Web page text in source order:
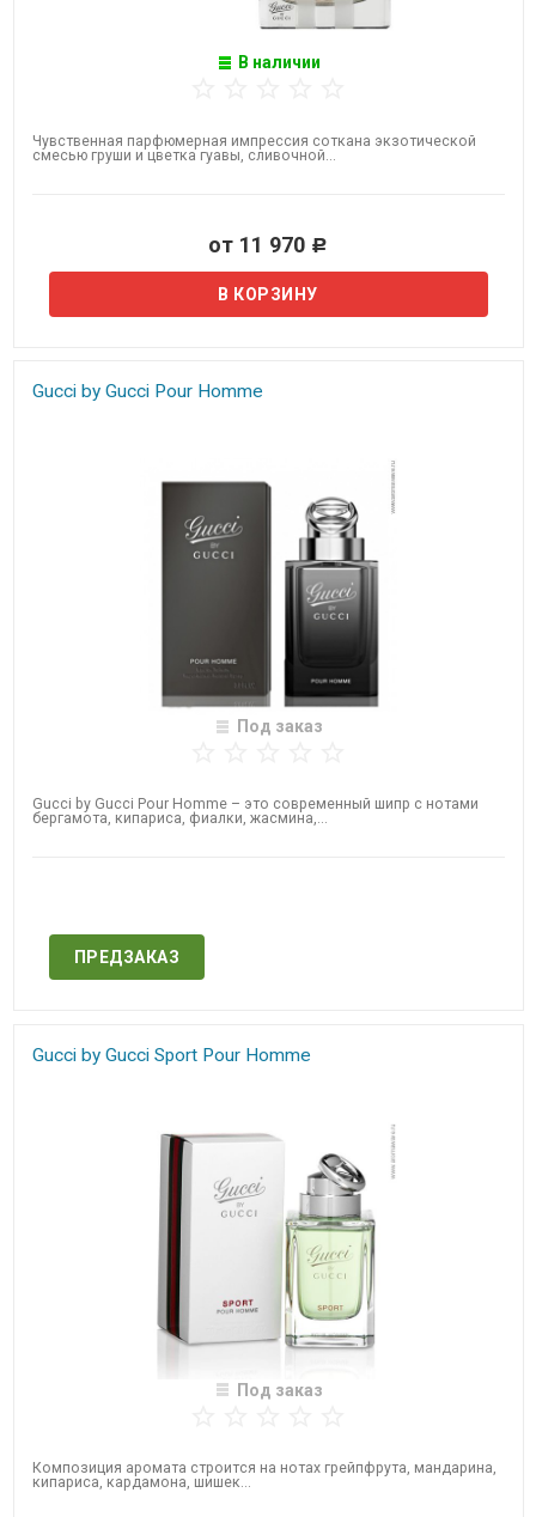
В наличии
Чувственная парфюмерная импрессия соткана экзотической
смесью груши и цветка гуавы, сливочной...
от 11 970 Р
Gucci by Gucci Pour Homme
Под заказ
Gucci by Gucci Pour Homme – это современный шипр с нотами
бергамота, кипариса, фиалки, жасмина,...
ПРЕДЗАКАЗ
Gucci by Gucci Sport Pour Homme
Под заказ
Композиция аромата строится на нотах грейпфрута, мандарина,
кипариса, кардамона, шишек...